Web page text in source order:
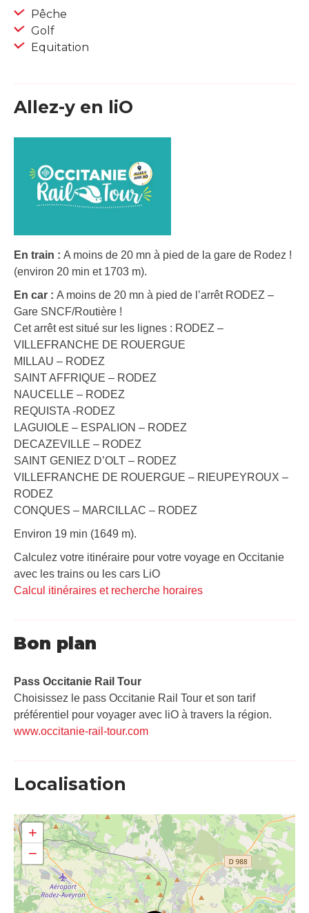
Pêche
Golf
Equitation
Allez-y en liO
En train : A moins de 20 mn à pied de la gare de Rodez !
(environ 20 min et 1703 m).
En car : A moins de 20 mn à pied de l’arrêt RODEZ –
Gare SNCF/Routière !
Cet arrêt est situé sur les lignes : RODEZ –
VILLEFRANCHE DE ROUERGUE
MILLAU – RODEZ
SAINT AFFRIQUE – RODEZ
NAUCELLE – RODEZ
REQUISTA -RODEZ
LAGUIOLE – ESPALION – RODEZ
DECAZEVILLE – RODEZ
SAINT GENIEZ D’OLT – RODEZ
VILLEFRANCHE DE ROUERGUE – RIEUPEYROUX –
RODEZ
CONQUES – MARCILLAC – RODEZ
Environ 19 min (1649 m).
Calculez votre itinéraire pour votre voyage en Occitanie
avec les trains ou les cars LiO
Calcul itinéraires et recherche horaires
Bon plan
Pass Occitanie Rail Tour​
Choisissez le pass Occitanie Rail Tour et son tarif
préférentiel pour voyager avec liO à travers la région.
www.occitanie-rail-tour.com
Localisation
+
−